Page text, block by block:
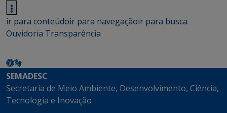
ir para conteúdoir para navegaçãoir para busca
Ouvidoria Transparência
SEMADESC
Secretaria de Meio Ambiente, Desenvolvimento, Ciência,
Tecnologia e Inovação